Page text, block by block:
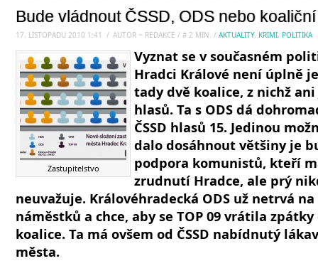
Bude vládnout ČSSD, ODS nebo
17. LISTOPADU 2010 1:41 / AUTOR ~ REDAKCE / # 2 MIN. / AKTUALITY, KRIMI, POLITIKA
Zastupitelstvo
Vyznat se v současném
Hradci Králové není úplně
tady dvě koalice, z nichž
hlasů. Ta s ODS dá
ČSSD hlasů 15. Jedinou
dalo dosáhnout většiny je
podpora komunistů, kteří
zrudnutí Hradce, ale prý
neuvažuje. Královéhradecká ODS už netrvá
náměstků a chce, aby se TOP 09 vrátila
koalice. Ta má ovšem od ČSSD nabídnutý
města.